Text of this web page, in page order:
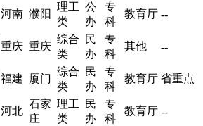
河南 濮阳
理工
类
公
办
专
科
教育厅 --
重庆 重庆
综合
类
民
办
专
科
其他 --
福建 厦门
综合
类
民
办
专
科
教育厅 省重点
河北
石家
庄
理工
类
民
办
专
科
教育厅 --